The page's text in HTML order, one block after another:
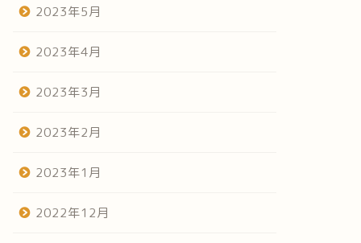
2023年5月
2023年4月
2023年3月
2023年2月
2023年1月
2022年12月